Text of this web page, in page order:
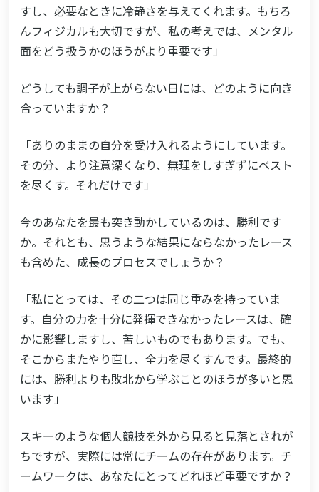
すし、必要なときに冷静さを与えてくれます。もちろ
んフィジカルも大切ですが、私の考えでは、メンタル
面をどう扱うかのほうがより重要です」
どうしても調子が上がらない日には、どのように向き
合っていますか？
「ありのままの自分を受け入れるようにしています。
その分、より注意深くなり、無理をしすぎずにベスト
を尽くす。それだけです」
今のあなたを最も突き動かしているのは、勝利です
か。それとも、思うような結果にならなかったレース
も含めた、成長のプロセスでしょうか？
「私にとっては、その二つは同じ重みを持っていま
す。自分の力を十分に発揮できなかったレースは、確
かに影響しますし、苦しいものでもあります。でも、
そこからまたやり直し、全力を尽くすんです。最終的
には、勝利よりも敗北から学ぶことのほうが多いと思
います」
スキーのような個人競技を外から見ると見落とされが
ちですが、実際には常にチームの存在があります。チ
ームワークは、あなたにとってどれほど重要ですか？